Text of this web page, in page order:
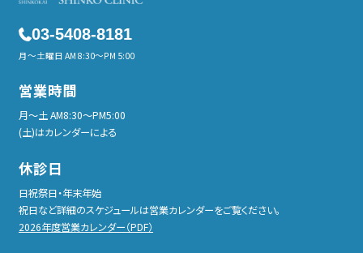
03-5408-8181
月～土曜日 AM 8:30～PM 5:00
営業時間
月〜土 AM8:30〜PM5:00
(土)はカレンダーによる
休診日
日祝祭日・年末年始
祝日など詳細のスケジュールは営業カレンダーをご覧ください。
2026年度営業カレンダー（PDF）